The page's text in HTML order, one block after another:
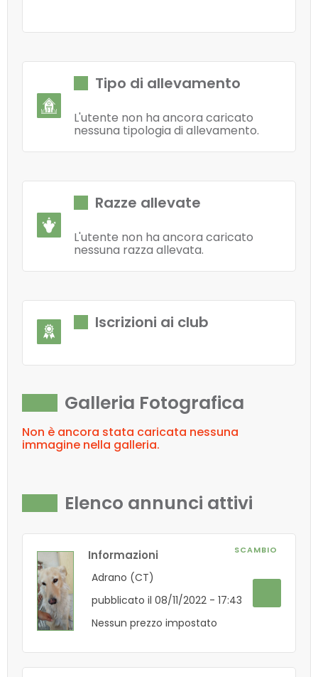
Tipo di allevamento
L'utente non ha ancora caricato
nessuna tipologia di allevamento.
Razze allevate
L'utente non ha ancora caricato
nessuna razza allevata.
Iscrizioni ai club
Galleria Fotografica
Non è ancora stata caricata nessuna
immagine nella galleria.
Elenco annunci attivi
SCAMBIO
Informazioni
Adrano (CT)
pubblicato il 08/11/2022 - 17:43
Nessun prezzo impostato